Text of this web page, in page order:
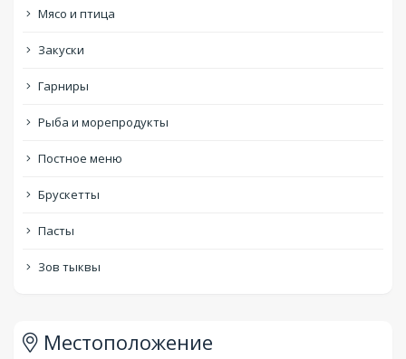
Мясо и птица
Закуски
Гарниры
Рыба и морепродукты
Постное меню
Брускетты
Пасты
Зов тыквы
Местоположение